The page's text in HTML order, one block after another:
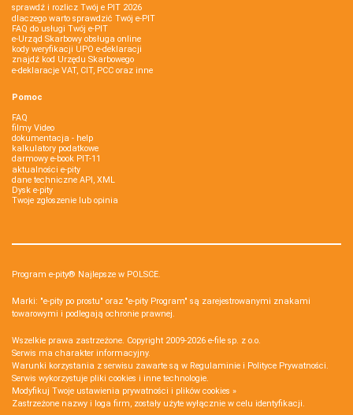
sprawdź i rozlicz Twój e PIT 2026
dlaczego warto sprawdzić Twój e-PIT
FAQ do usługi Twój e-PIT
e-Urząd Skarbowy obsługa online
kody weryfikacji UPO e-deklaracji
znajdź kod Urzędu Skarbowego
e-deklaracje VAT, CIT, PCC oraz inne
Pomoc
FAQ
filmy Video
dokumentacja - help
kalkulatory podatkowe
darmowy e-book PIT-11
aktualności e-pity
dane techniczne API, XML
Dysk e-pity
Twoje zgłoszenie lub opinia
Program e-pity® Najlepsze w POLSCE.
Marki: "e-pity po prostu" oraz "e-pity Program" są zarejestrowanymi znakami
towarowymi i podlegają ochronie prawnej.
Wszelkie prawa zastrzeżone. Copyright 2009-2026 e-file sp. z o.o.
Serwis ma charakter informacyjny.
Warunki korzystania z serwisu zawarte są w Regulaminie i Polityce Prywatności.
Serwis wykorzystuje pliki cookies i inne technologie.
Modyfikuj Twoje ustawienia prywatności i plików cookies »
Zastrzeżone nazwy i loga firm, zostały użyte wyłącznie w celu identyfikacji.